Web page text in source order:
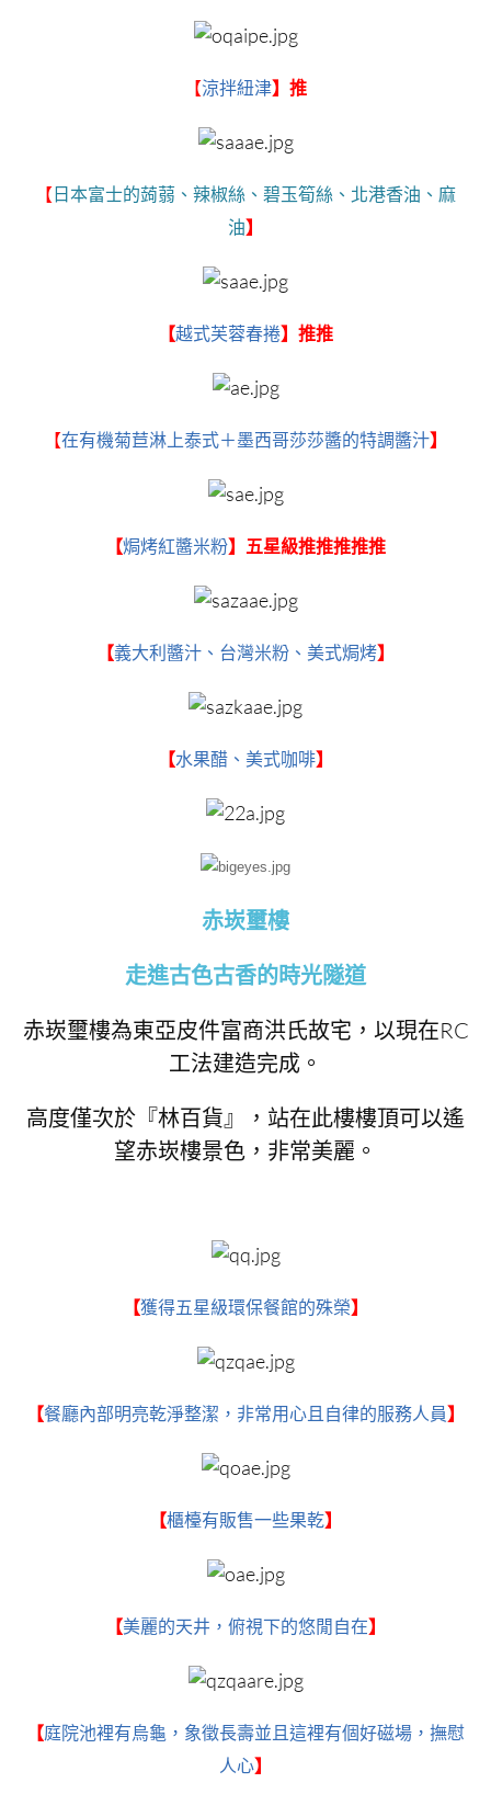
【涼拌紐津】推
【日本富士的蒟蒻、辣椒絲、碧玉筍絲、北港香油、麻
油】
【越式芙蓉春捲】推推
【在有機菊苣淋上泰式＋墨西哥莎莎醬的特調醬汁】
【焗烤紅醬米粉】五星級推推推推推
【義大利醬汁、台灣米粉、美式焗烤】
【水果醋、美式咖啡】
赤崁璽樓
走進古色古香的時光隧道
赤崁璽樓為東亞皮件富商洪氏故宅，以現在RC
工法建造完成。
高度僅次於『林百貨』，站在此樓樓頂可以遙
望赤崁樓景色，非常美麗。
【獲得五星級環保餐館的殊榮】
【餐廳內部明亮乾淨整潔，非常用心且自律的服務人員】
【櫃檯有販售一些果乾】
【美麗的天井，俯視下的悠閒自在】
【庭院池裡有烏龜，象徵長壽並且這裡有個好磁場，撫慰
人心】